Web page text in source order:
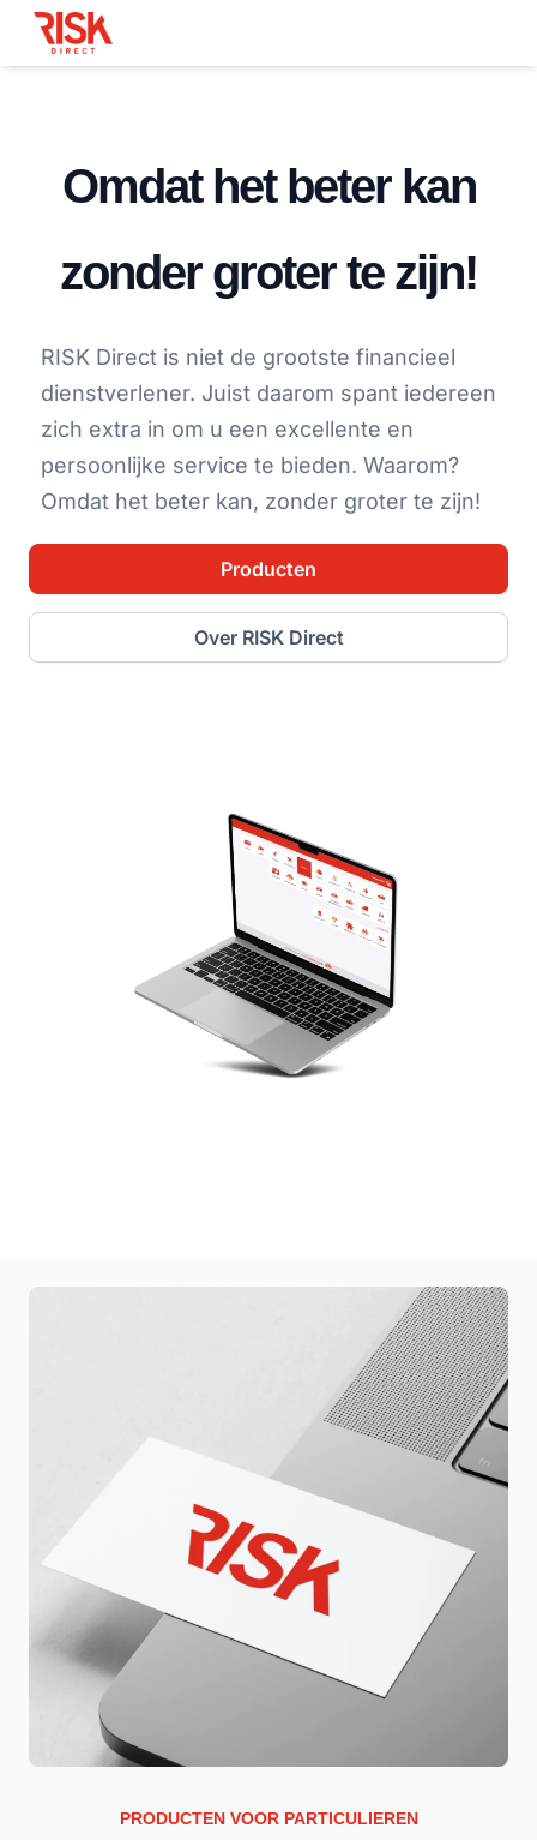
Omdat het beter kan
zonder groter te zijn!
RISK Direct is niet de grootste financieel
dienstverlener. Juist daarom spant iedereen
zich extra in om u een excellente en
persoonlijke service te bieden. Waarom?
Omdat het beter kan, zonder groter te zijn!
Producten
Over RISK Direct
PRODUCTEN VOOR PARTICULIEREN